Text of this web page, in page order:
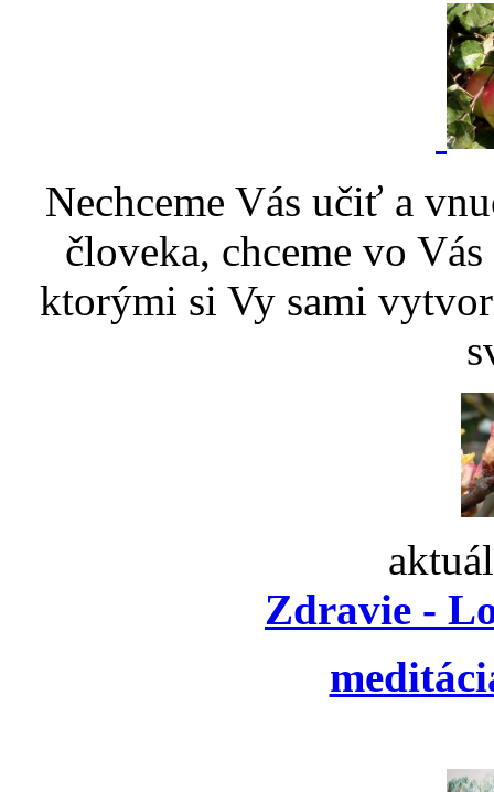
Nechceme Vás učiť a
človeka, chceme vo
ktorými si Vy sami
Zdravie -